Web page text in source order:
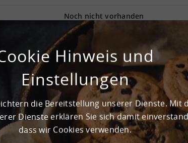
Noch nicht vorhanden
Die Gesamtfläche beträgt 90.000 m². Die
konzipierte Andienung ermöglicht
pro m² begrenzt. Die Logistikhalle im Gebiet mit
befindet sich in einer Top-Logistikregion. Die
Halle zeichnet sich
den Fernverkehr als hervorragender
den Mietpreisen.
Hinweis und
Einstellungen
die Bereitstellung unserer Dienste. Mit
Dienste erklären Sie sich damit
dass wir Cookies verwenden.